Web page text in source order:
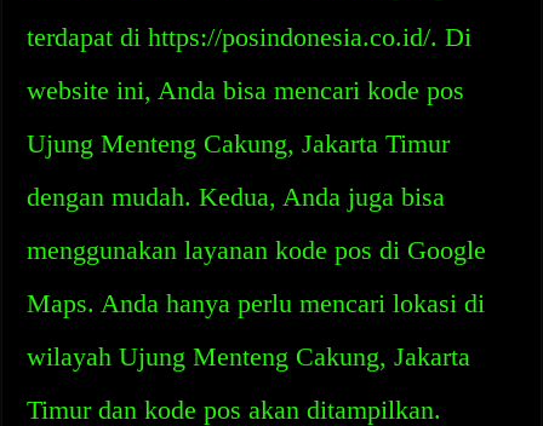
terdapat di https://posindonesia.co.id/. Di
website ini, Anda bisa mencari kode pos
Ujung Menteng Cakung, Jakarta Timur
dengan mudah. Kedua, Anda juga bisa
menggunakan layanan kode pos di Google
Maps. Anda hanya perlu mencari lokasi di
wilayah Ujung Menteng Cakung, Jakarta
Timur dan kode pos akan ditampilkan.